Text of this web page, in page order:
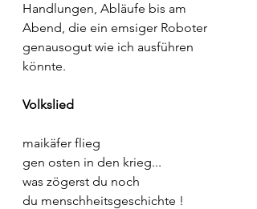
Handlungen, Abläufe bis am
Abend, die ein emsiger Roboter
genausogut wie ich ausführen
könnte.
Volkslied
maikäfer flieg
gen osten in den krieg...
was zögerst du noch
du menschheitsgeschichte !